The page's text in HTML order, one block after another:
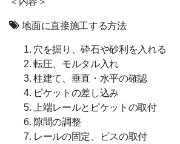
地面に直接施工する方法
穴を掘り、砕石や砂利を入れる
転圧、モルタル入れ
柱建て、垂直・水平の確認
ピケットの差し込み
上端レールとピケットの取付
隙間の調整
レールの固定、ビスの取付